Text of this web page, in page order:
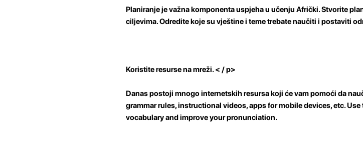
Planiranje je važna komponenta uspjeha u učenju Afrički. Stvorite
ciljevima. Odredite koje su vještine i teme trebate naučiti i postaviti
Koristite resurse na mreži.< / p>
Danas postoji mnogo internetskih resursa koji će vam pomoći da
grammar rules, instructional videos, apps for mobile devices, etc.
vocabulary and improve your pronunciation.